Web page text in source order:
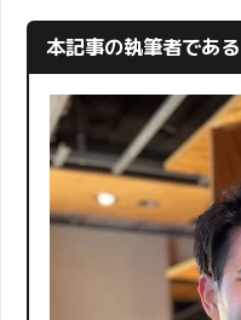
本記事の執筆者であ